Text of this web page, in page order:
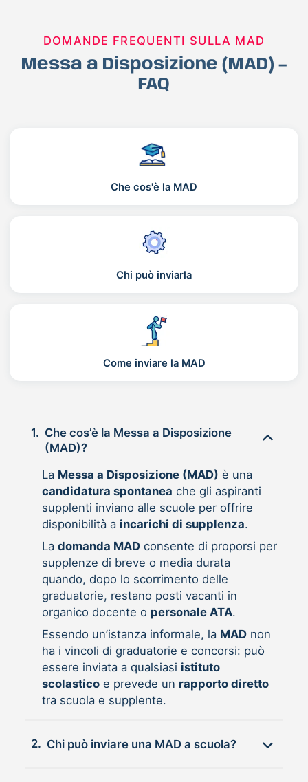
DOMANDE FREQUENTI SULLA MAD
Messa a Disposizione (MAD) –
FAQ
Che cos'è la MAD
Chi può inviarla
Come inviare la MAD
1. Che cos’è la Messa a Disposizione
(MAD)?
La Messa a Disposizione (MAD) è una
candidatura spontanea che gli aspiranti
supplenti inviano alle scuole per offrire
disponibilità a incarichi di supplenza.
La domanda MADconsente di proporsi per
supplenze di breve o media durata
quando, dopo lo scorrimento delle
graduatorie, restano posti vacanti in
organico docente o personale ATA.
Essendo un’istanza informale, la MADnon
ha i vincoli di graduatorie e concorsi: può
essere inviata a qualsiasi istituto
scolasticoe prevede un rapporto diretto
tra scuola e supplente.
2. Chi può inviare una MAD a scuola?